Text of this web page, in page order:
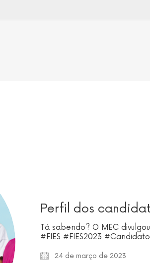
Perfil dos
Tá sabendo? O MEC
#FIES #FIES2023
24 de março de 2023